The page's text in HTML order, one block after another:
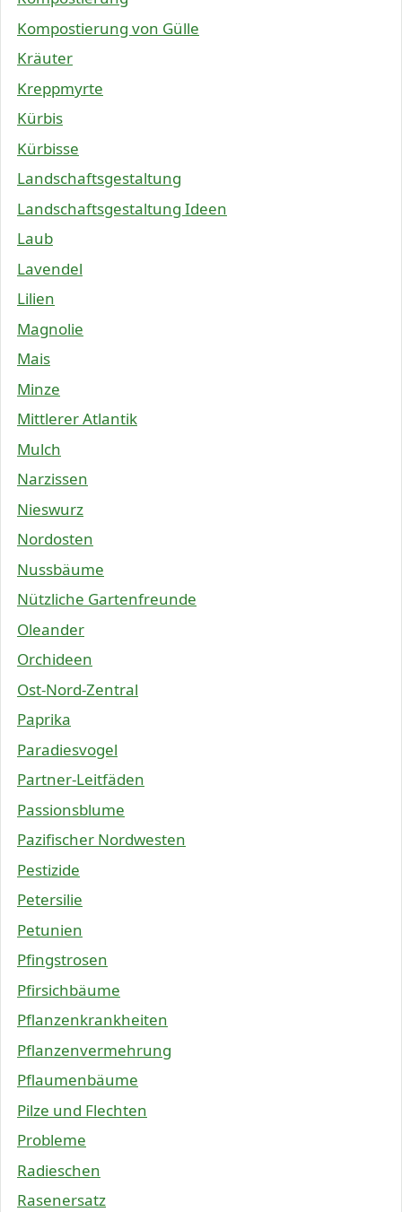
Kompostierung von Gülle
Kräuter
Kreppmyrte
Kürbis
Kürbisse
Landschaftsgestaltung
Landschaftsgestaltung Ideen
Laub
Lavendel
Lilien
Magnolie
Mais
Minze
Mittlerer Atlantik
Mulch
Narzissen
Nieswurz
Nordosten
Nussbäume
Nützliche Gartenfreunde
Oleander
Orchideen
Ost-Nord-Zentral
Paprika
Paradiesvogel
Partner-Leitfäden
Passionsblume
Pazifischer Nordwesten
Pestizide
Petersilie
Petunien
Pfingstrosen
Pfirsichbäume
Pflanzenkrankheiten
Pflanzenvermehrung
Pflaumenbäume
Pilze und Flechten
Probleme
Radieschen
Rasenersatz